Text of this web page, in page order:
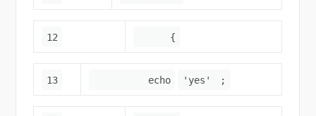
12 {
13 echo 'yes' ;